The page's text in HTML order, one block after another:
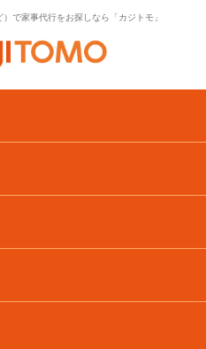
で家事代行をお探しなら「カジトモ」